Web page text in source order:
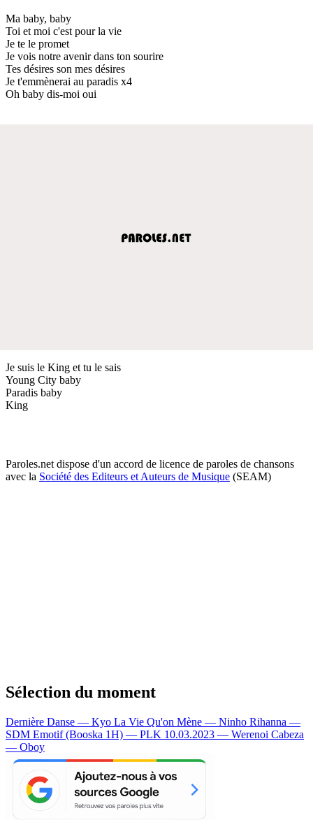
Ma baby, baby
Toi et moi c'est pour la vie
Je te le promet
Je vois notre avenir dans ton sourire
Tes désires son mes désires
Je t'emmènerai au paradis x4
Oh baby dis-moi oui
Je suis le King et tu le sais
Young City baby
Paradis baby
King
Paroles.net dispose d'un accord de licence de paroles de chansons
avec la Société des Editeurs et Auteurs de Musique (SEAM)
Sélection du moment
Dernière Danse — Kyo La Vie Qu'on Mène — Ninho Rihanna —
SDM Emotif (Booska 1H) — PLK 10.03.2023 — Werenoi Cabeza
— Oboy